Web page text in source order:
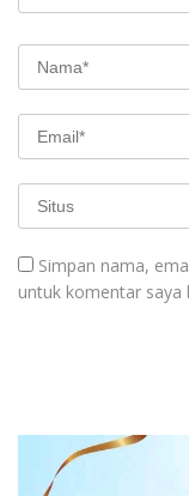
Simpan nama,
untuk komentar saya